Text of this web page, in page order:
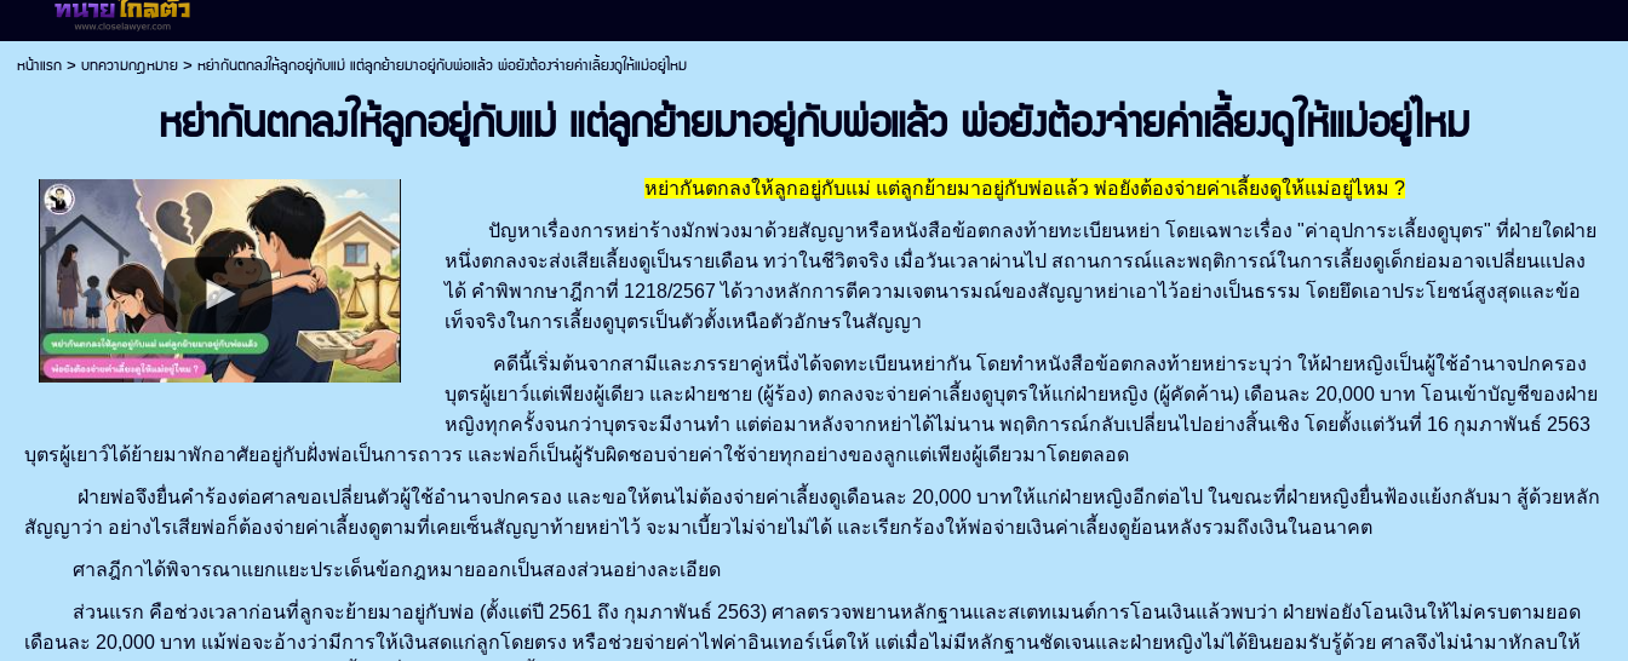
หน้าแรก>บทความกฎหมาย>หย่ากันตกลงให้ลูกอยู่กับแม่ แต่ลูกย้ายมาอยู่กับพ่อแล้ว พ่อยังต้องจ่ายค่าเลี้ยงดูให้แม่อยู่ไหม
หย่ากันตกลงให้ลูกอยู่กับแม่ แต่ลูกย้ายมาอยู่กับพ่อแล้ว พ่อยังต้องจ่ายค่าเลี้ยงดูให้แม่อยู่ไหม
หย่ากันตกลงให้ลูกอยู่กับแม่ แต่ลูกย้ายมาอยู่กับพ่อแล้ว พ่อยังต้องจ่ายค่าเลี้ยงดูให้แม่อยู่ไหม ?
ปัญหาเรื่องการหย่าร้างมักพ่วงมาด้วยสัญญาหรือหนังสือข้อตกลงท้ายทะเบียนหย่า โดยเฉพาะเรื่อง "ค่าอุปการะเลี้ยงดูบุตร" ที่ฝ่ายใดฝ่าย
หนึ่งตกลงจะส่งเสียเลี้ยงดูเป็นรายเดือน ทว่าในชีวิตจริง เมื่อวันเวลาผ่านไป สถานการณ์และพฤติการณ์ในการเลี้ยงดูเด็กย่อมอาจเปลี่ยนแปลง
ได้ คำพิพากษาฎีกาที่ 1218/2567 ได้วางหลักการตีความเจตนารมณ์ของสัญญาหย่าเอาไว้อย่างเป็นธรรม โดยยึดเอาประโยชน์สูงสุดและข้อ
เท็จจริงในการเลี้ยงดูบุตรเป็นตัวตั้งเหนือตัวอักษรในสัญญา
คดีนี้เริ่มต้นจากสามีและภรรยาคู่หนึ่งได้จดทะเบียนหย่ากัน โดยทำหนังสือข้อตกลงท้ายหย่าระบุว่า ให้ฝ่ายหญิงเป็นผู้ใช้อำนาจปกครอง
บุตรผู้เยาว์แต่เพียงผู้เดียว และฝ่ายชาย (ผู้ร้อง) ตกลงจะจ่ายค่าเลี้ยงดูบุตรให้แก่ฝ่ายหญิง (ผู้คัดค้าน) เดือนละ 20,000 บาท โอนเข้าบัญชีของฝ่าย
หญิงทุกครั้งจนกว่าบุตรจะมีงานทำ แต่ต่อมาหลังจากหย่าได้ไม่นาน พฤติการณ์กลับเปลี่ยนไปอย่างสิ้นเชิง โดยตั้งแต่วันที่ 16 กุมภาพันธ์ 2563
บุตรผู้เยาว์ได้ย้ายมาพักอาศัยอยู่กับฝั่งพ่อเป็นการถาวร และพ่อก็เป็นผู้รับผิดชอบจ่ายค่าใช้จ่ายทุกอย่างของลูกแต่เพียงผู้เดียวมาโดยตลอด
ฝ่ายพ่อจึงยื่นคำร้องต่อศาลขอเปลี่ยนตัวผู้ใช้อำนาจปกครอง และขอให้ตนไม่ต้องจ่ายค่าเลี้ยงดูเดือนละ 20,000 บาทให้แก่ฝ่ายหญิงอีกต่อไป ในขณะที่ฝ่ายหญิงยื่นฟ้องแย้งกลับมา สู้ด้วยหลัก
สัญญาว่า อย่างไรเสียพ่อก็ต้องจ่ายค่าเลี้ยงดูตามที่เคยเซ็นสัญญาท้ายหย่าไว้ จะมาเบี้ยวไม่จ่ายไม่ได้ และเรียกร้องให้พ่อจ่ายเงินค่าเลี้ยงดูย้อนหลังรวมถึงเงินในอนาคต
ศาลฎีกาได้พิจารณาแยกแยะประเด็นข้อกฎหมายออกเป็นสองส่วนอย่างละเอียด
ส่วนแรก คือช่วงเวลาก่อนที่ลูกจะย้ายมาอยู่กับพ่อ (ตั้งแต่ปี 2561 ถึง กุมภาพันธ์ 2563) ศาลตรวจพยานหลักฐานและสเตทเมนต์การโอนเงินแล้วพบว่า ฝ่ายพ่อยังโอนเงินให้ไม่ครบตามยอด
เดือนละ 20,000 บาท แม้พ่อจะอ้างว่ามีการให้เงินสดแก่ลูกโดยตรง หรือช่วยจ่ายค่าไฟค่าอินเทอร์เน็ตให้ แต่เมื่อไม่มีหลักฐานชัดเจนและฝ่ายหญิงไม่ได้ยินยอมรับรู้ด้วย ศาลจึงไม่นำมาหักลบให้